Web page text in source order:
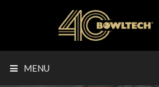
MENU